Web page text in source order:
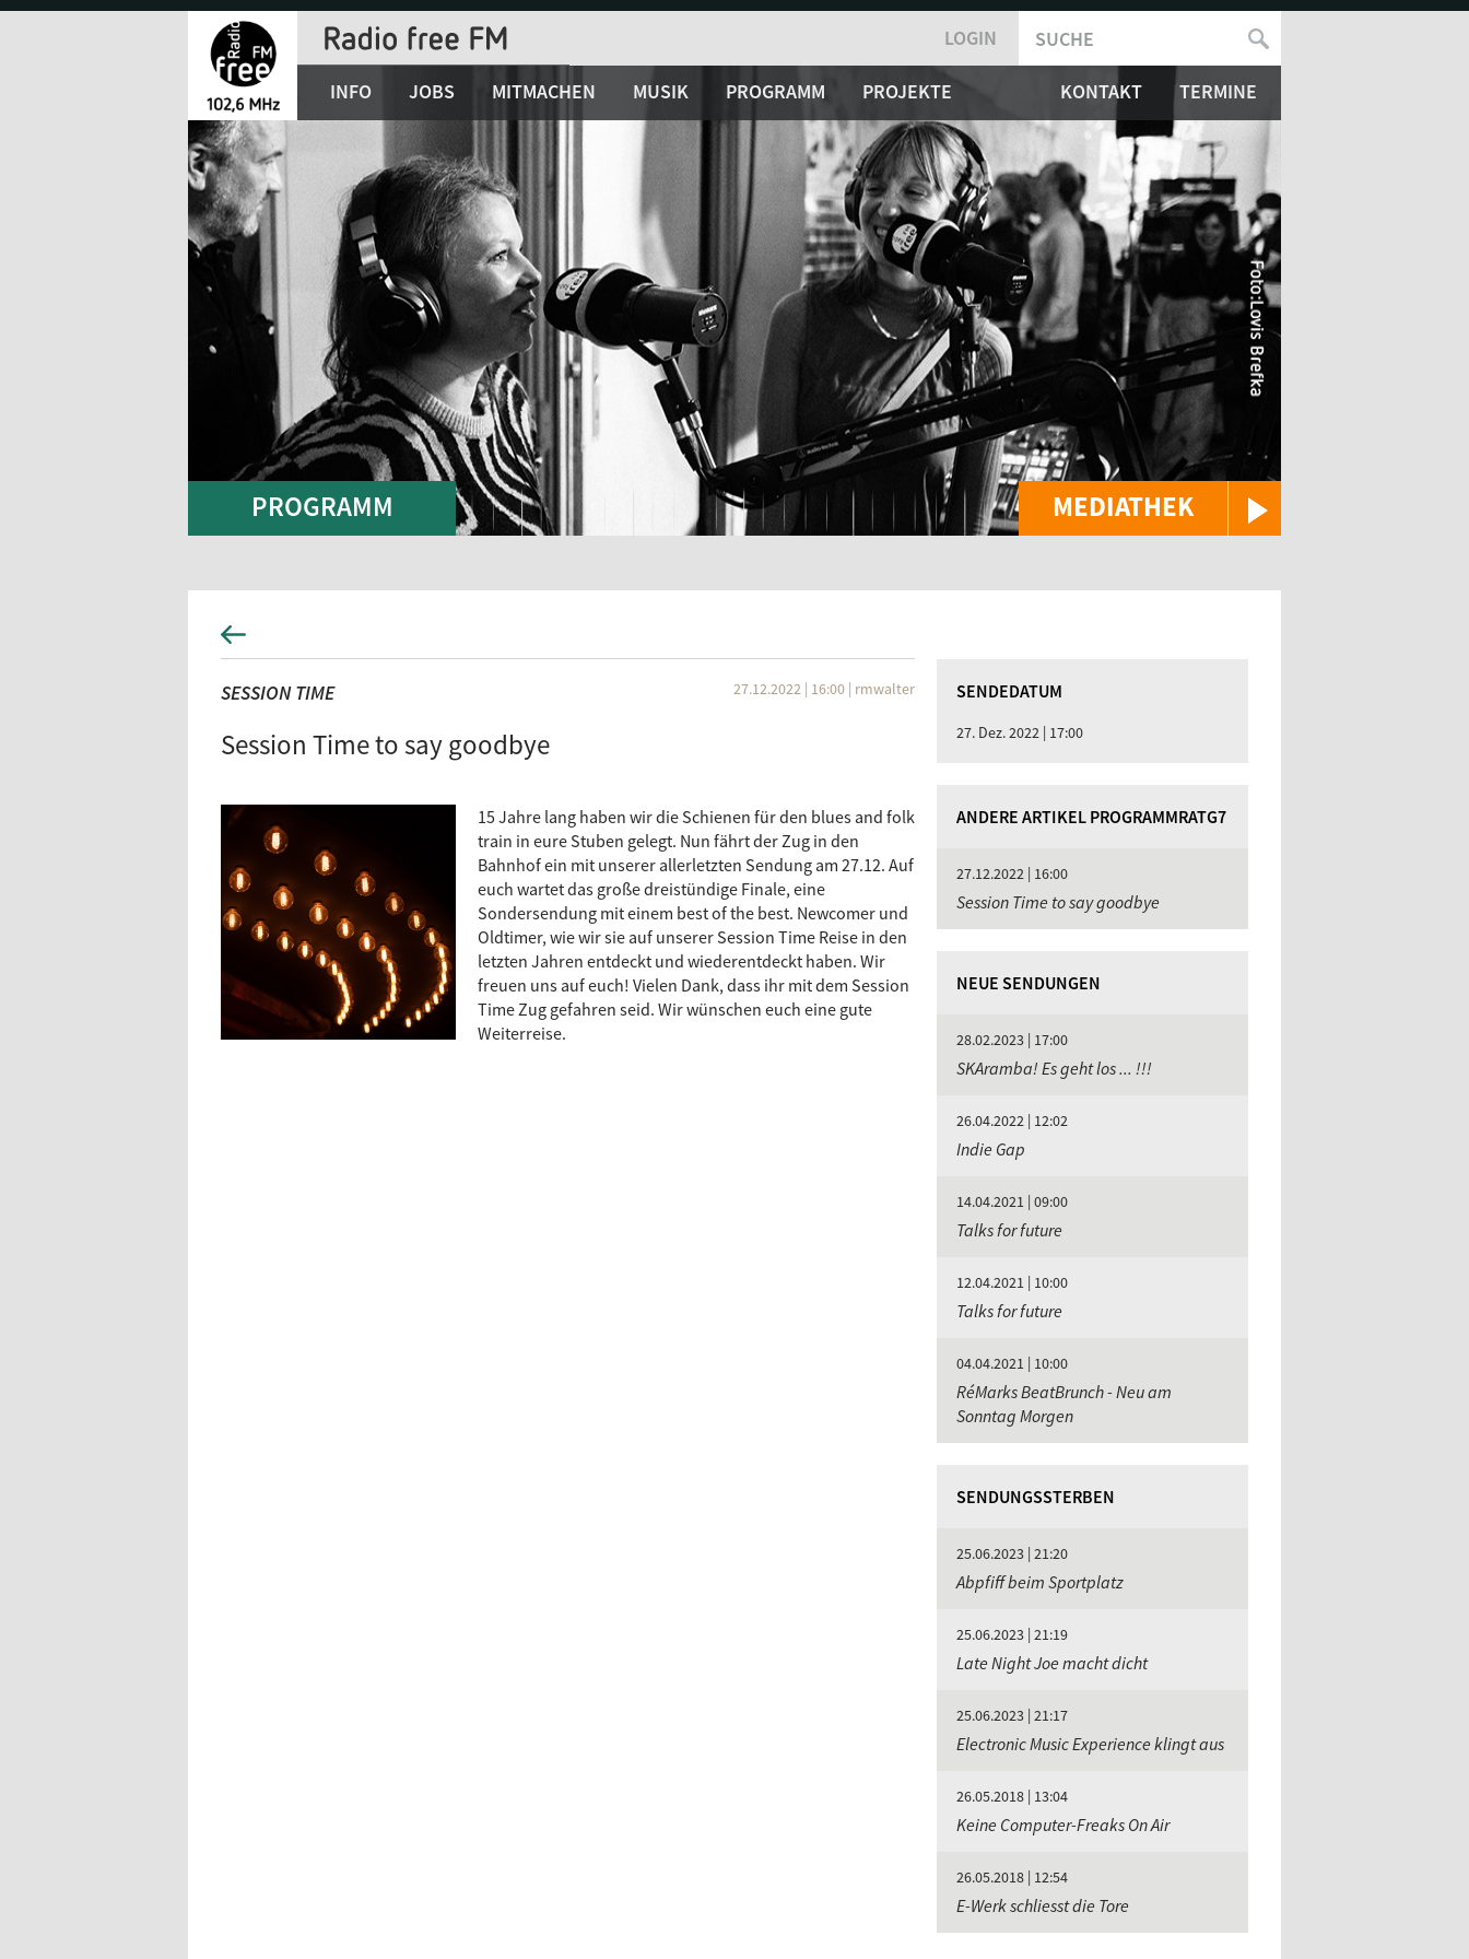
Jump
MEDIATHEK
LOGIN
SUCHFORMULAR
SUCHE
INFO JOBS MITMACHEN MUSIK PROGRAMM PROJEKTE KONTAKT TERMINE
PROGRAMM
SESSION TIME 27.12.2022 | 16:00 | rmwalter
Session Time to say goodbye
15 Jahre lang haben wir die Schienen für den blues and folk
train in eure Stuben gelegt. Nun fährt der Zug in den
Bahnhof ein mit unserer allerletzten Sendung am 27.12. Auf
euch wartet das große dreistündige Finale, eine
Sondersendung mit einem best of the best. Newcomer und
Oldtimer, wie wir sie auf unserer Session Time Reise in den
letzten Jahren entdeckt und wiederentdeckt haben. Wir
freuen uns auf euch! Vielen Dank, dass ihr mit dem Session
Time Zug gefahren seid. Wir wünschen euch eine gute
Weiterreise.
SENDEDATUM
27. Dez. 2022 | 17:00
ANDERE ARTIKEL PROGRAMMRATG7
27.12.2022 | 16:00
Session Time to say goodbye
NEUE SENDUNGEN
28.02.2023 | 17:00
SKAramba! Es geht los ... !!!
26.04.2022 | 12:02
Indie Gap
14.04.2021 | 09:00
Talks for future
12.04.2021 | 10:00
Talks for future
04.04.2021 | 10:00
RéMarks BeatBrunch - Neu am
Sonntag Morgen
SENDUNGSSTERBEN
25.06.2023 | 21:20
Abpfiff beim Sportplatz
25.06.2023 | 21:19
Late Night Joe macht dicht
25.06.2023 | 21:17
Electronic Music Experience klingt aus
26.05.2018 | 13:04
Keine Computer-Freaks On Air
26.05.2018 | 12:54
E-Werk schliesst die Tore